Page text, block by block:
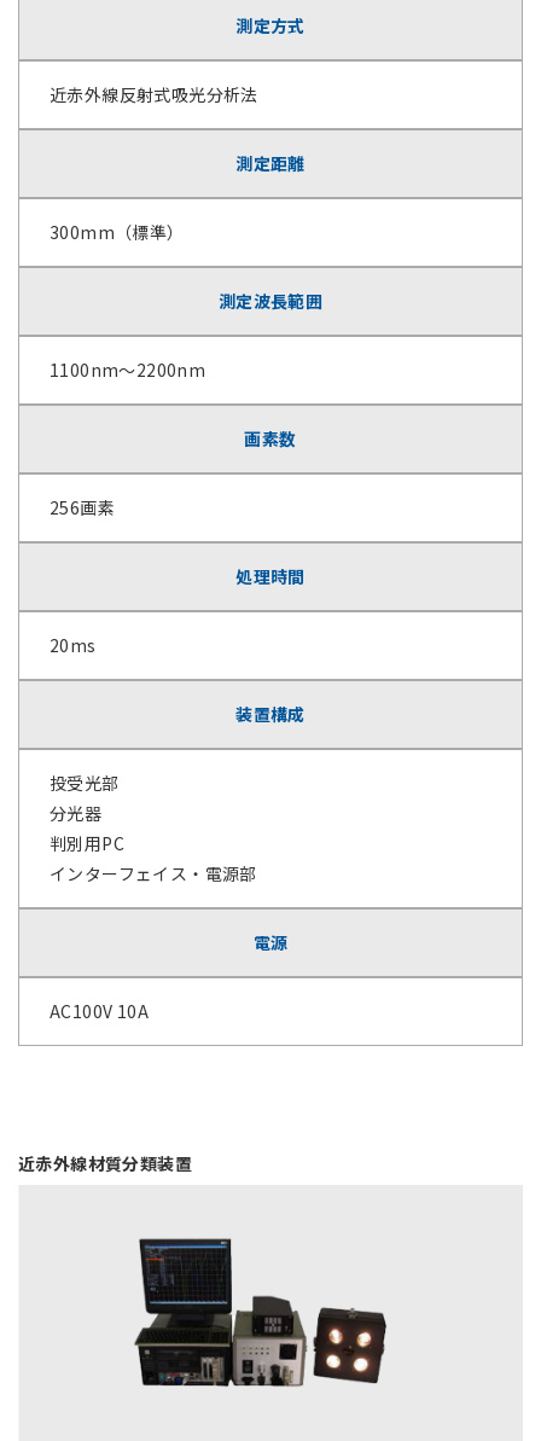
測定方式
近赤外線反射式吸光分析法
測定距離
300mm（標準）
測定波長範囲
1100nm～2200nm
画素数
256画素
処理時間
20ms
装置構成
投受光部
分光器
判別用PC
インターフェイス・電源部
電源
AC100V 10A
近赤外線材質分類装置